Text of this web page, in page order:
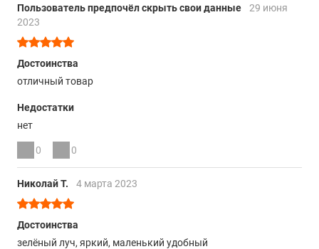
Пользователь предпочёл скрыть свои данные
29 июня
2023
Достоинства
отличный товар
Недостатки
нет
0 0
Николай Т. 4 марта 2023
Достоинства
зелёный луч, яркий, маленький удобный